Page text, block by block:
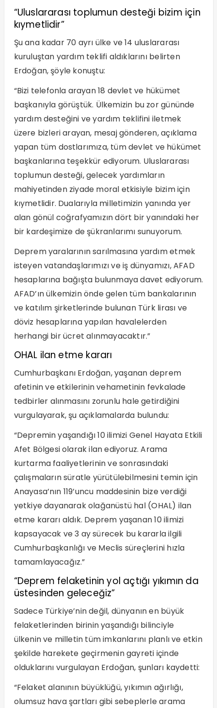
“Uluslararası toplumun desteği bizim için
kıymetlidir”
Şu ana kadar 70 ayrı ülke ve 14 uluslararası
kuruluştan yardım teklifi aldıklarını belirten
Erdoğan, şöyle konuştu:
“Bizi telefonla arayan 18 devlet ve hükümet
başkanıyla görüştük. Ülkemizin bu zor gününde
yardım desteğini ve yardım teklifini iletmek
üzere bizleri arayan, mesaj gönderen, açıklama
yapan tüm dostlarımıza, tüm devlet ve hükümet
başkanlarına teşekkür ediyorum. Uluslararası
toplumun desteği, gelecek yardımların
mahiyetinden ziyade moral etkisiyle bizim için
kıymetlidir. Dualarıyla milletimizin yanında yer
alan gönül coğrafyamızın dört bir yanındaki her
bir kardeşimize de şükranlarımı sunuyorum.
Deprem yaralarının sarılmasına yardım etmek
isteyen vatandaşlarımızı ve iş dünyamızı, AFAD
hesaplarına bağışta bulunmaya davet ediyorum.
AFAD’ın ülkemizin önde gelen tüm bankalarının
ve katılım şirketlerinde bulunan Türk lirası ve
döviz hesaplarına yapılan havalelerden
herhangi bir ücret alınmayacaktır.”
OHAL ilan etme kararı
Cumhurbaşkanı Erdoğan, yaşanan deprem
afetinin ve etkilerinin vehametinin fevkalade
tedbirler alınmasını zorunlu hale getirdiğini
vurgulayarak, şu açıklamalarda bulundu:
“Depremin yaşandığı 10 ilimizi Genel Hayata Etkili
Afet Bölgesi olarak ilan ediyoruz. Arama
kurtarma faaliyetlerinin ve sonrasındaki
çalışmaların süratle yürütülebilmesini temin için
Anayasa’nın 119’uncu maddesinin bize verdiği
yetkiye dayanarak olağanüstü hal (OHAL) ilan
etme kararı aldık. Deprem yaşanan 10 ilimizi
kapsayacak ve 3 ay sürecek bu kararla ilgili
Cumhurbaşkanlığı ve Meclis süreçlerini hızla
tamamlayacağız.”
“Deprem felaketinin yol açtığı yıkımın da
üstesinden geleceğiz”
Sadece Türkiye’nin değil, dünyanın en büyük
felaketlerinden birinin yaşandığı bilinciyle
ülkenin ve milletin tüm imkanlarını planlı ve etkin
şekilde harekete geçirmenin gayreti içinde
olduklarını vurgulayan Erdoğan, şunları kaydetti:
“Felaket alanının büyüklüğü, yıkımın ağırlığı,
olumsuz hava şartları gibi sebeplerle arama